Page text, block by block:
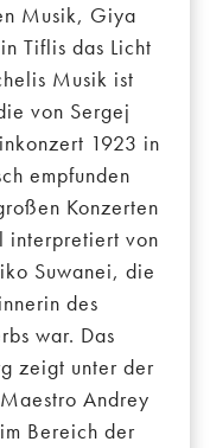
Musik, Giya
Tiflis das Licht
Musik ist
von Sergej
1923 in
empfunden
Konzerten
interpretiert von
Suwanei, die
des
war. Das
zeigt unter der
Andrey
Bereich der